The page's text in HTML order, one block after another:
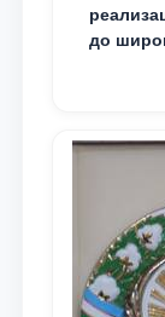
до
Мажлису